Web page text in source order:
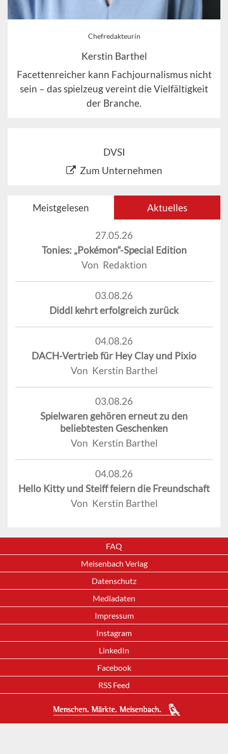
Chefredakteurin
Kerstin Barthel
Facettenreicher kann Fachjournalismus nicht
sein – das spielzeug vereint die Vielfältigkeit
der Branche.
DVSI
Zum Unternehmen
Meistgelesen Aktuelles
27.05.26
Tonies: „Pokémon“-Special Edition
Von Redaktion
03.08.26
Diddl kehrt erfolgreich zurück
04.08.26
DACH-Vertrieb für Hey Clay und Pixio
Von Kerstin Barthel
03.08.26
Spielwaren gehören erneut zu den
beliebtesten Geschenken
Von Kerstin Barthel
04.08.26
Hello Kitty und Steiff feiern die Freundschaft
Von Kerstin Barthel
FAQ
Meisenbach Verlag
Datenschutz
Mediadaten
Impressum
Instagram
LinkedIn
Facebook
RSS Feed